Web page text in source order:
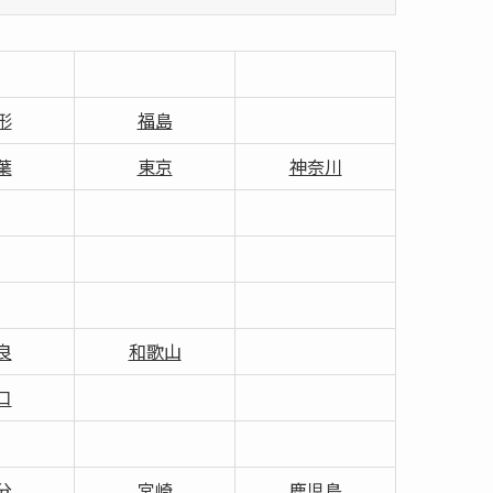
福島
東京
神奈川
和歌山